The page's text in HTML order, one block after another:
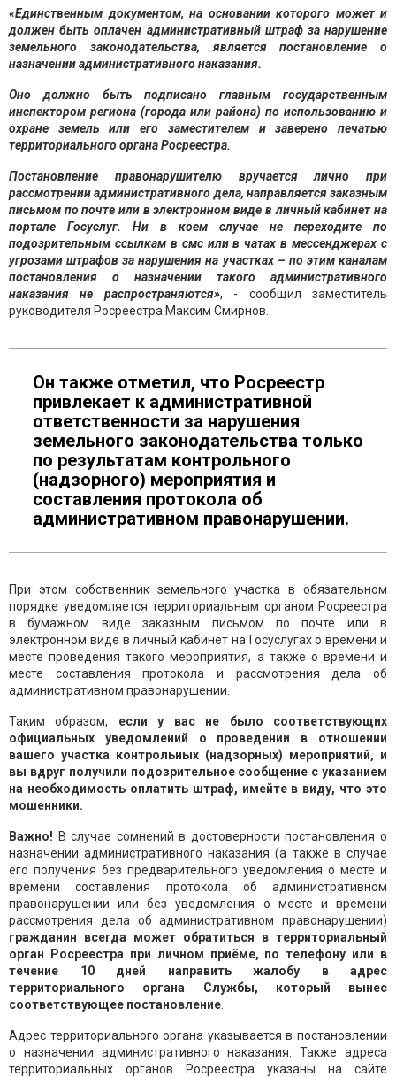
«Единственным документом, на основании которого может и
должен быть оплачен административный штраф за нарушение
земельного законодательства, является постановление о
назначении административного наказания.
Оно должно быть подписано главным государственным
инспектором региона (города или района) по использованию и
охране земель или его заместителем и заверено печатью
территориального органа Росреестра.
Постановление правонарушителю вручается лично при
рассмотрении административного дела, направляется заказным
письмом по почте или в электронном виде в личный кабинет на
портале Госуслуг. Ни в коем случае не переходите по
подозрительным ссылкам в смс или в чатах в мессенджерах с
угрозами штрафов за нарушения на участках – по этим каналам
постановления о назначении такого административного
наказания не распространяются», - сообщил заместитель
руководителя Росреестра Максим Смирнов.
Он также отметил, что Росреестр
привлекает к административной
ответственности за нарушения
земельного законодательства только
по результатам контрольного
(надзорного) мероприятия и
составления протокола об
административном правонарушении.
При этом собственник земельного участка в обязательном
порядке уведомляется территориальным органом Росреестра
в бумажном виде заказным письмом по почте или в
электронном виде в личный кабинет на Госуслугах о времени и
месте проведения такого мероприятия, а также о времени и
месте составления протокола и рассмотрения дела об
административном правонарушении.
Таким образом, если у вас не было соответствующих
официальных уведомлений о проведении в отношении
вашего участка контрольных (надзорных) мероприятий, и
вы вдруг получили подозрительное сообщение с указанием
на необходимость оплатить штраф, имейте в виду, что это
мошенники.
Важно! ️ В случае сомнений в достоверности постановления о
назначении административного наказания (а также в случае
его получения без предварительного уведомления о месте и
времени составления протокола об административном
правонарушении или без уведомления о месте и времени
рассмотрения дела об административном правонарушении)
гражданин всегда может обратиться в территориальный
орган Росреестра при личном приёме, по телефону или в
течение 10 дней направить жалобу в адрес
территориального органа Службы, который вынес
соответствующее постановление
Адрес территориального органа указывается в постановлении
о назначении административного наказания. Также адреса
территориальных органов Росреестра указаны на сайте